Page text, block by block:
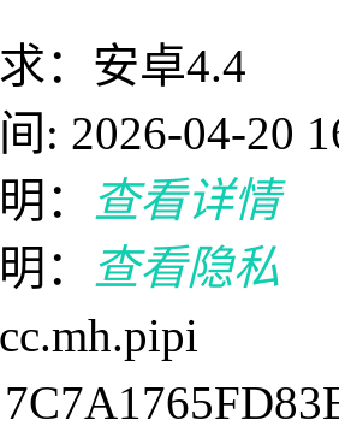
：安卓4.4
: 2026-04-20
：
查看详情
：
查看隐私